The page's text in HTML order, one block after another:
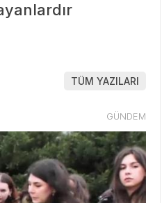
TÜM YAZILARI
GÜNDEM